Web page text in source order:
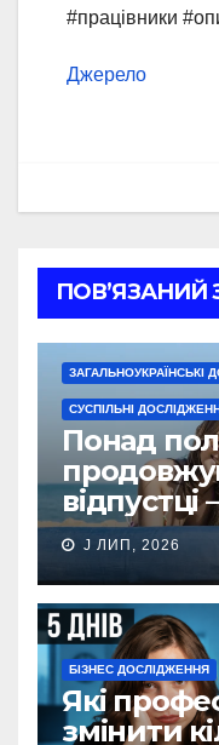
#працівники
Джерело
ПОВ’ЯЗАНИЙ
ЗАГАЛЬНОУКРАЇНСЬКІ
СУСПІЛЬНІ
Понад
відпустці
J ЛИП, 2026
БІЗНЕС ДОСЛІДЖЕННЯ
Які
змінити